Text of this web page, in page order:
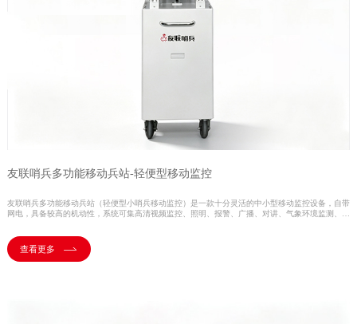
友联哨兵多功能移动兵站-轻便型移动监控
友联哨兵多功能移动兵站（轻便型小哨兵移动监控）是一款十分灵活的中小型移动监控设备，自带
网电，具备较高的机动性，系统可集高清视频监控、照明、报警、广播、对讲、气象环境监测、存
管道巡检、工地监控、电力维修监控、活动安防、户外作业等临时监控或长期监控。
查看更多